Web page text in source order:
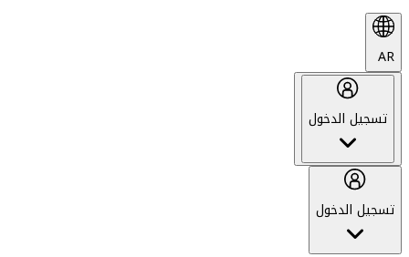
AR
تسجيل الدخول
تسجيل الدخول